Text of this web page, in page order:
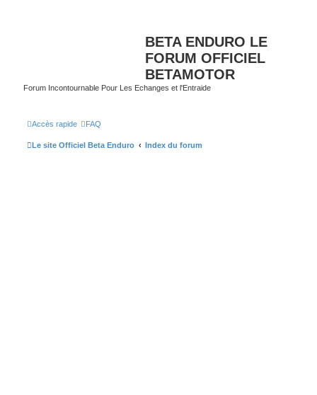
BETA ENDURO LE
FORUM OFFICIEL
BETAMOTOR
Forum Incontournable Pour Les Echanges et l'Entraide
Accès rapide FAQ
Le site Officiel Beta Enduro Index du forum